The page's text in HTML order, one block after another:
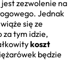
zezwolenie na
Jednak
się ze
za tym idzie,
koszt
będzie